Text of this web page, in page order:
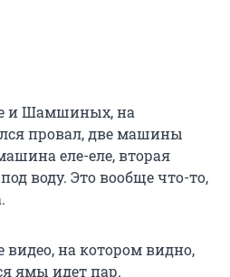
и Шамшиных, на
провал, две машины
еле-еле, вторая
воду. Это вообще что-то,
видео, на котором видно,
ямы идет пар.